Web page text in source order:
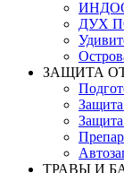
ДУХ
ЗАЩИТА
ТРАВЫ И